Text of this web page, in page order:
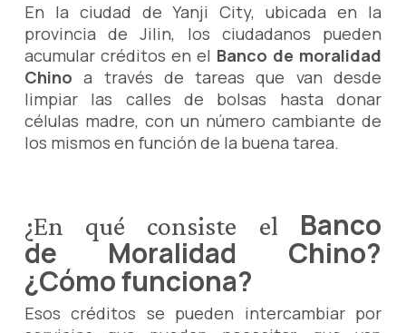
En la ciudad de Yanji City, ubicada en la
provincia de Jilin, los ciudadanos pueden
acumular créditos en el Banco de moralidad
Chino a través de tareas que van desde
limpiar las calles de bolsas hasta donar
células madre, con un número cambiante de
los mismos en función de la buena tarea.
¿En qué consiste el Banco
de Moralidad Chino?
¿Cómo funciona?
Esos créditos se pueden intercambiar por